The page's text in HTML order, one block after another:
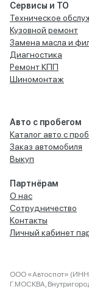
Сервисы и ТО
Техническое
Кузовной ремонт
Замена масла и
Диагностика
Ремонт КПП
Шиномонтаж
Авто с пробегом
Каталог авто с
Заказ автомобиля
Выкуп
Партнёрам
О нас
Сотрудничество
Контакты
Личный кабинет
ООО «Автоспот» (ИНН
Г.МОСКВА,